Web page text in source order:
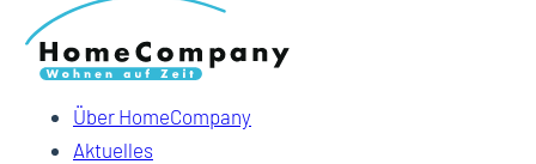
Über HomeCompany
Aktuelles